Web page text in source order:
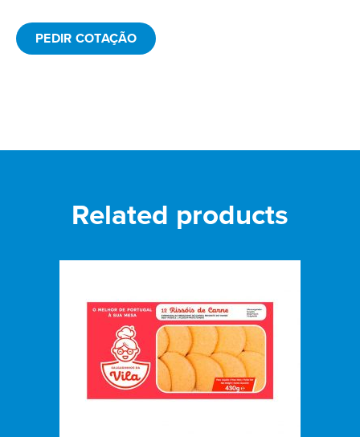
PEDIR COTAÇÃO
Related products